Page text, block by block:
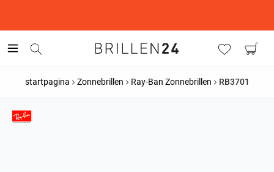
startpagina Zonnebrillen Ray-Ban Zonnebrillen RB3701